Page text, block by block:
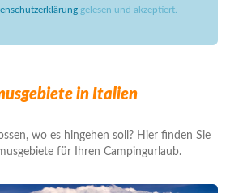
gelesen und akzeptiert.
in Italien
wo es hingehen soll? Hier finden Sie
für Ihren Campingurlaub.